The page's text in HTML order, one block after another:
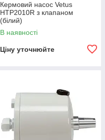
Кермовий насос Vetus
HTP2010R з клапаном
(білий)
В наявності
Ціну уточнюйте